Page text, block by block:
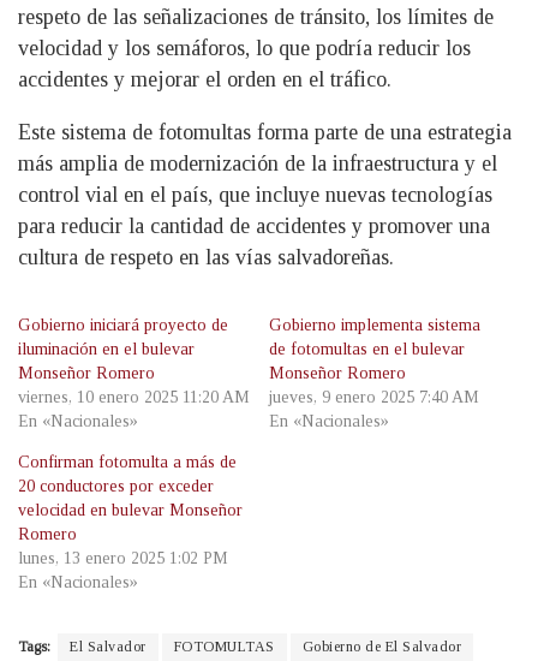
respeto de las señalizaciones de tránsito, los límites de
velocidad y los semáforos, lo que podría reducir los
accidentes y mejorar el orden en el tráfico.
Este sistema de fotomultas forma parte de una estrategia
más amplia de modernización de la infraestructura y el
control vial en el país, que incluye nuevas tecnologías
para reducir la cantidad de accidentes y promover una
cultura de respeto en las vías salvadoreñas.
Gobierno iniciará proyecto de
iluminación en el bulevar
Monseñor Romero
viernes, 10 enero 2025 11:20 AM
En «Nacionales»
Gobierno implementa sistema
de fotomultas en el bulevar
Monseñor Romero
jueves, 9 enero 2025 7:40 AM
En «Nacionales»
Confirman fotomulta a más de
20 conductores por exceder
velocidad en bulevar Monseñor
Romero
lunes, 13 enero 2025 1:02 PM
En «Nacionales»
Tags: El Salvador FOTOMULTAS Gobierno de El Salvador